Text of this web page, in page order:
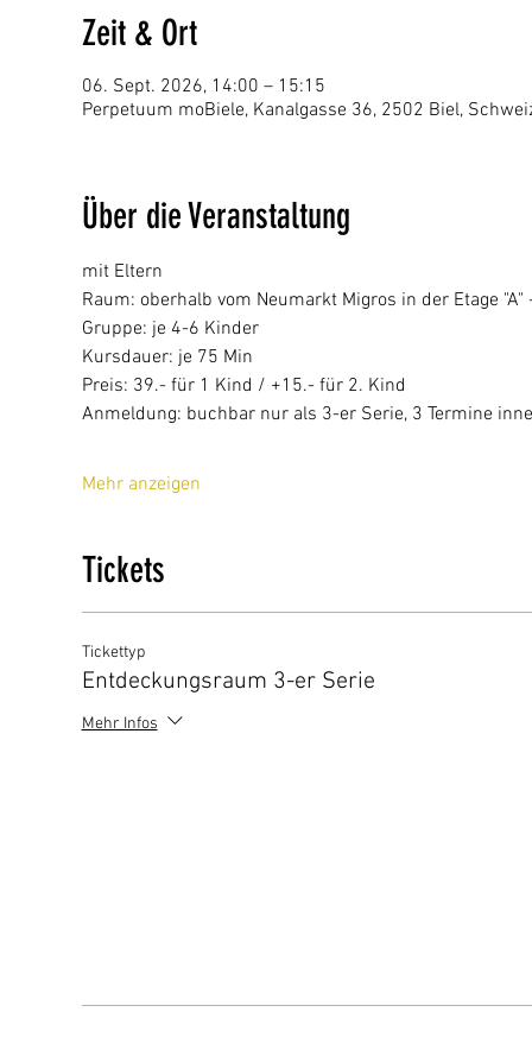
Zeit & Ort
06. Sept. 2026, 14:00 – 15:15
Perpetuum moBiele, Kanalgasse 36, 2502 Biel,
Über die Veranstaltung
mit Eltern
Raum: oberhalb vom Neumarkt Migros in der Etage
Gruppe: je 4-6 Kinder
Kursdauer: je 75 Min
Preis: 39.- für 1 Kind / +15.- für 2. Kind
Anmeldung: buchbar nur als 3-er Serie, 3 Termine
Mehr anzeigen
Tickets
Tickettyp
Entdeckungsraum 3-er Serie
Mehr Infos